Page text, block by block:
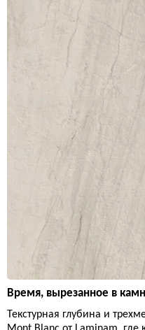
Время, вырезанное в
Текстурная глубина и